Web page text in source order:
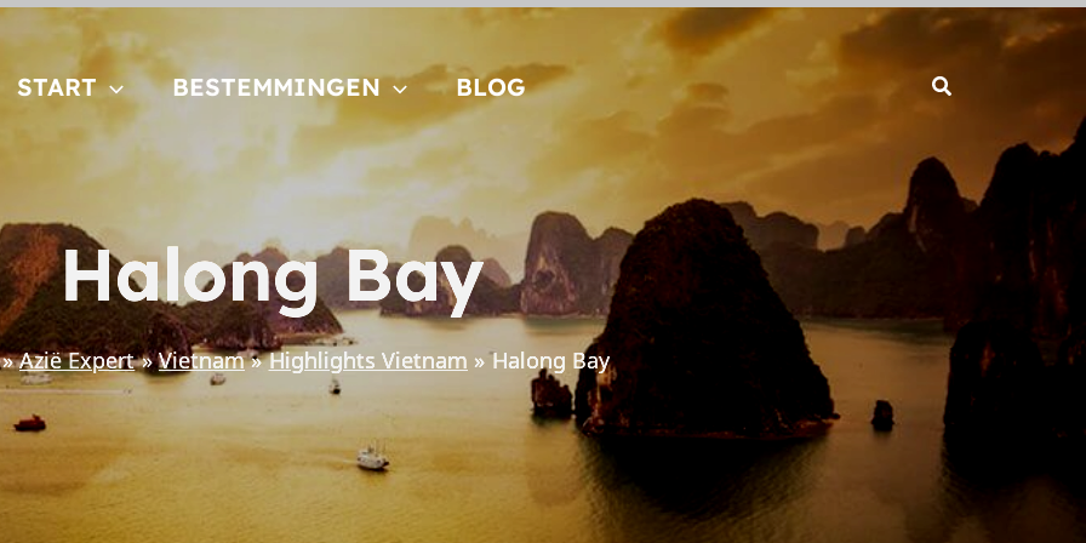
START BESTEMMINGEN BLOG
Halong Bay
Azië Expert Vietnam Highlights Vietnam Halong Bay